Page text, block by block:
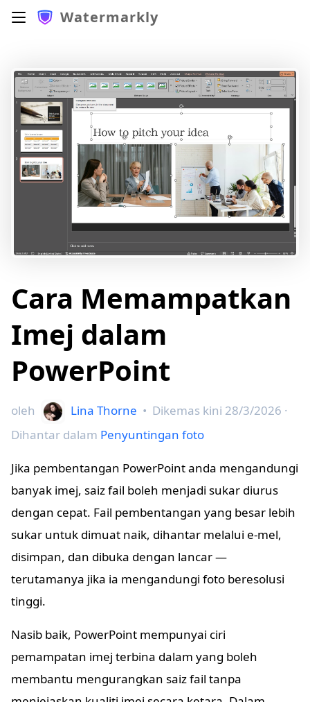
Watermarkly
Cara Memampatkan
Imej dalam
PowerPoint
oleh Lina Thorne • Dikemas kini 28/3/2026 ·
Dihantar dalam Penyuntingan foto
Jika pembentangan PowerPoint anda mengandungi
banyak imej, saiz fail boleh menjadi sukar diurus
dengan cepat. Fail pembentangan yang besar lebih
sukar untuk dimuat naik, dihantar melalui e-mel,
disimpan, dan dibuka dengan lancar —
terutamanya jika ia mengandungi foto beresolusi
tinggi.
Nasib baik, PowerPoint mempunyai ciri
pemampatan imej terbina dalam yang boleh
membantu mengurangkan saiz fail tanpa